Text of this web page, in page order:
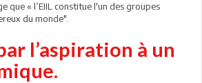
que « l’EIIL constitue l'un des groupes
du monde".
l’aspiration à un